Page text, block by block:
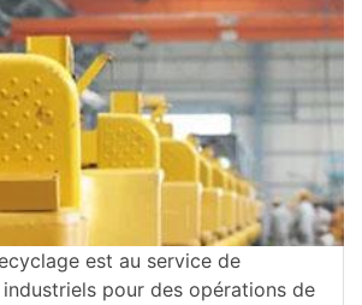
est au service de
pour des opérations de